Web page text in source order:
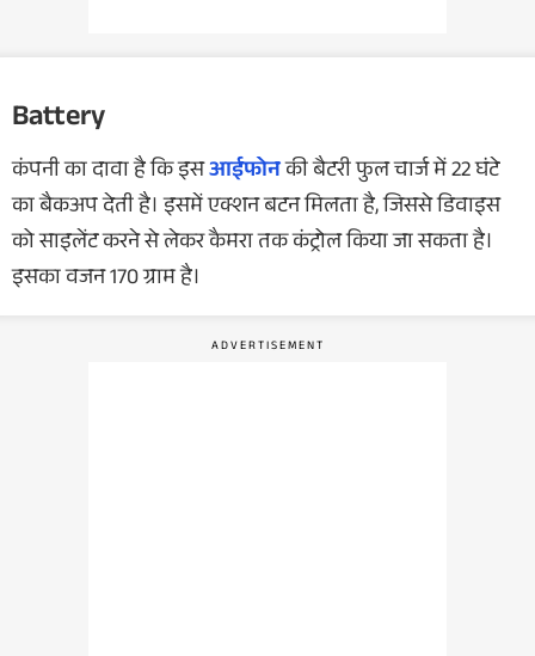
Battery
कंपनी का दावा है कि इसआईफोनकी बैटरी फुल चार्ज में 22 घंटे
का बैकअप देती है। इसमें एक्शन बटन मिलता है, जिससे डिवाइस
को साइलेंट करने से लेकर कैमरा तक कंट्रोल किया जा सकता है।
इसका वजन 170 ग्राम है।